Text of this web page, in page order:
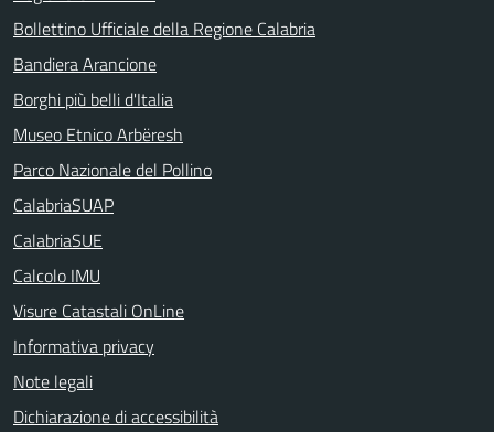
Bollettino Ufficiale della Regione Calabria
Bandiera Arancione
Borghi più belli d'Italia
Museo Etnico Arbëresh
Parco Nazionale del Pollino
CalabriaSUAP
CalabriaSUE
Calcolo IMU
Visure Catastali OnLine
Informativa privacy
Note legali
Dichiarazione di accessibilità